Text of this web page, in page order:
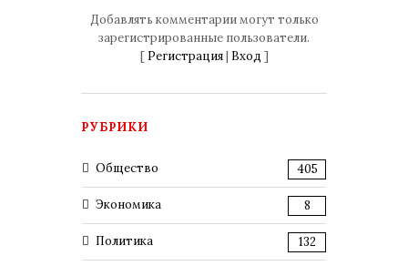
Добавлять комментарии могут только
зарегистрированные пользователи.
[ Регистрация| Вход ]
РУБРИКИ
Общество 405
Экономика 8
Политика 132